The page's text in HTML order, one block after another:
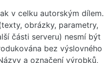
v celku autorským dílem.
obrázky, parametry,
části serveru) nesmí být
bez výslovného
a označení výrobků,